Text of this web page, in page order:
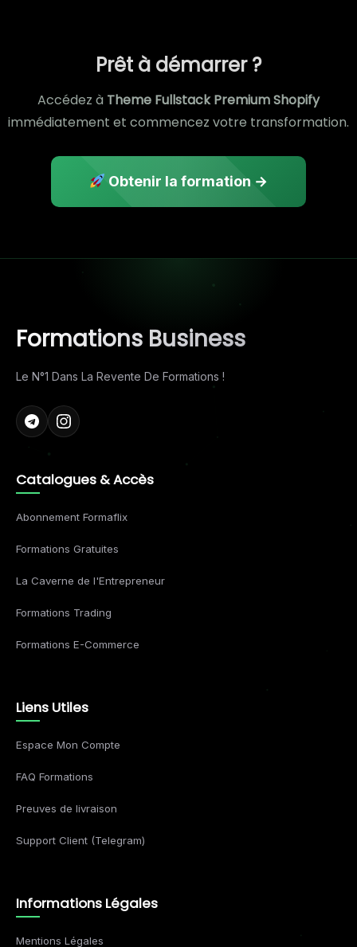
Prêt à démarrer ?
Accédez à Theme Fullstack Premium Shopify
immédiatement et commencez votre transformation.
Obtenir la formation →
Formations Business
Le N°1 Dans La Revente De Formations !
Catalogues & Accès
Abonnement Formaflix
Formations Gratuites
La Caverne de l'Entrepreneur
Formations Trading
Formations E-Commerce
Liens Utiles
Espace Mon Compte
FAQ Formations
Preuves de livraison
Support Client (Telegram)
Informations Légales
Mentions Légales